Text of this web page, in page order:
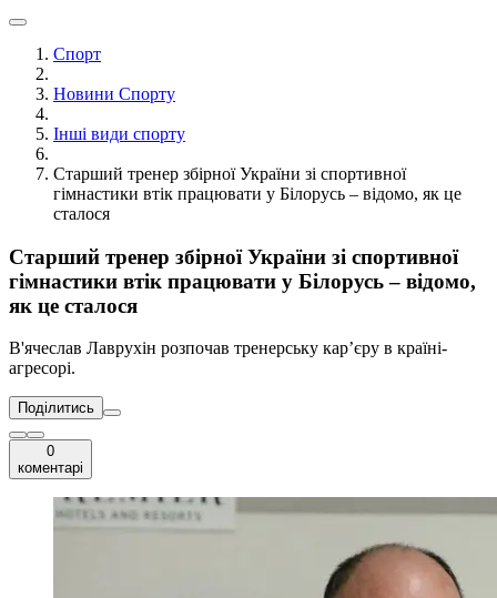
Спорт
Новини Спорту
Інші види спорту
Старший тренер збірної України зі спортивної
гімнастики втік працювати у Білорусь – відомо, як це
сталося
Старший тренер збірної України зі спортивної
гімнастики втік працювати у Білорусь – відомо,
як це сталося
В'ячеслав Лаврухін розпочав тренерську кар’єру в країні-
агресорі.
Поділитись
0
коментарі